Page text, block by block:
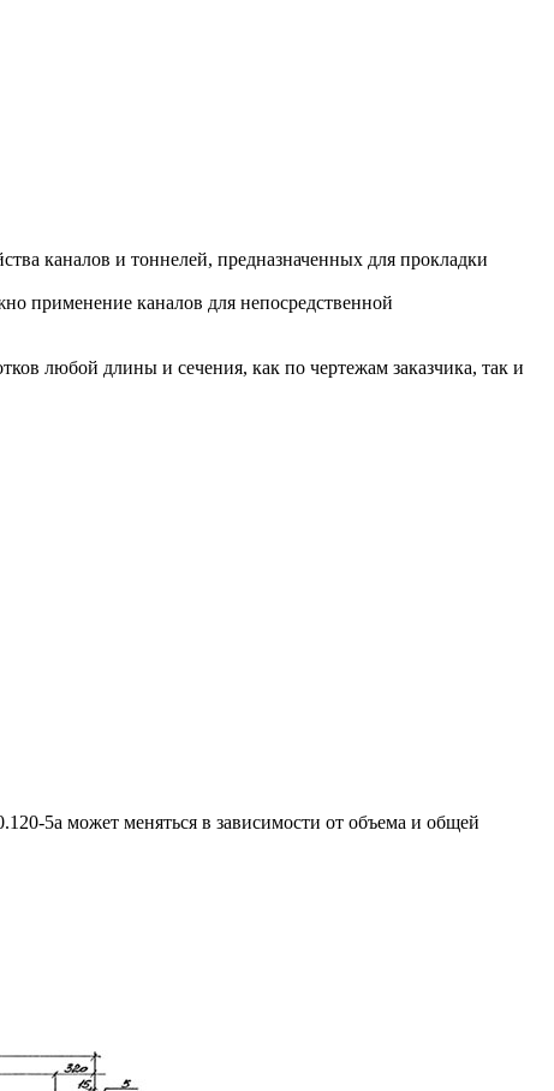
каналов и тоннелей, предназначенных для прокладки
применение каналов для непосредственной
любой длины и сечения, как по чертежам заказчика, так и
5а может меняться в зависимости от объема и общей